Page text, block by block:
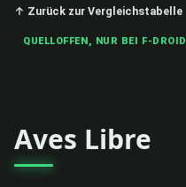
↑ Zurück zur Vergleichstabelle
QUELLOFFEN, NUR BEI F-DROID
Aves Libre